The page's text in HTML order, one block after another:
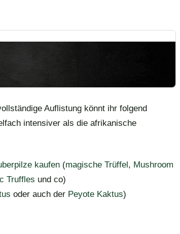
Auflistung könnt ihr folgend
intensiver als die afrikanische
kaufen (magische Trüffel, Mushroom
Truffles und co)
oder auch der Peyote Kaktus)